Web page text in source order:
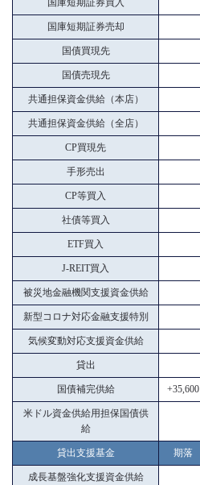
国庫短期証券買入
国庫短期証券売却
国債買現先
国債売現先
共通担保資金供給（本店）
共通担保資金供給（全店）
CP買現先
手形売出
CP等買入
社債等買入
ETF買入
J-REIT買入
被災地金融機関支援資金供給
新型コロナ対応金融支援特別
気候変動対応支援資金供給
貸出
国債補完供給 +35,600
米ドル資金供給用担保国債供
給
貸出支援基金 期落
成長基盤強化支援資金供給